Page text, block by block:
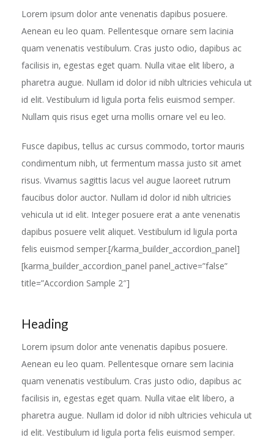
Lorem ipsum dolor ante venenatis dapibus posuere.
Aenean eu leo quam. Pellentesque ornare sem lacinia
quam venenatis vestibulum. Cras justo odio, dapibus ac
facilisis in, egestas eget quam. Nulla vitae elit libero, a
pharetra augue. Nullam id dolor id nibh ultricies vehicula ut
id elit. Vestibulum id ligula porta felis euismod semper.
Nullam quis risus eget urna mollis ornare vel eu leo.
Fusce dapibus, tellus ac cursus commodo, tortor mauris
condimentum nibh, ut fermentum massa justo sit amet
risus. Vivamus sagittis lacus vel augue laoreet rutrum
faucibus dolor auctor. Nullam id dolor id nibh ultricies
vehicula ut id elit. Integer posuere erat a ante venenatis
dapibus posuere velit aliquet. Vestibulum id ligula porta
felis euismod semper.[/karma_builder_accordion_panel]
[karma_builder_accordion_panel panel_active=”false”
title=”Accordion Sample 2″]
Heading
Lorem ipsum dolor ante venenatis dapibus posuere.
Aenean eu leo quam. Pellentesque ornare sem lacinia
quam venenatis vestibulum. Cras justo odio, dapibus ac
facilisis in, egestas eget quam. Nulla vitae elit libero, a
pharetra augue. Nullam id dolor id nibh ultricies vehicula ut
id elit. Vestibulum id ligula porta felis euismod semper.